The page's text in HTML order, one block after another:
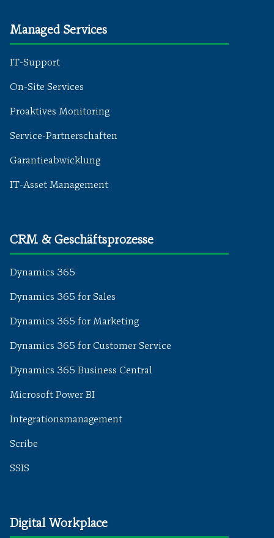
Managed Services
IT-Support
On-Site Services
Proaktives Monitoring
Service-Partnerschaften
Garantieabwicklung
IT-Asset Management
CRM & Geschäftsprozesse
Dynamics 365
Dynamics 365 for Sales
Dynamics 365 for Marketing
Dynamics 365 for Customer Service
Dynamics 365 Business Central
Microsoft Power BI
Integrationsmanagement
Scribe
SSIS
Digital Workplace